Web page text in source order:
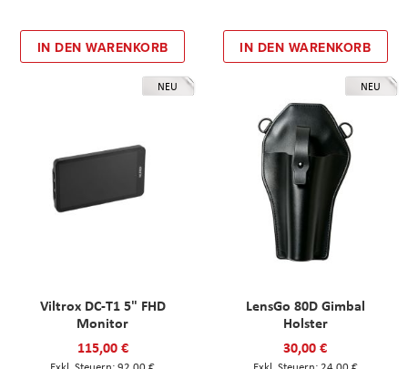
IN DEN WARENKORB IN DEN WARENKORB
NEU
Viltrox DC-T1 5" FHD
Monitor
115,00 €
NEU
LensGo 80D Gimbal
Holster
30,00 €